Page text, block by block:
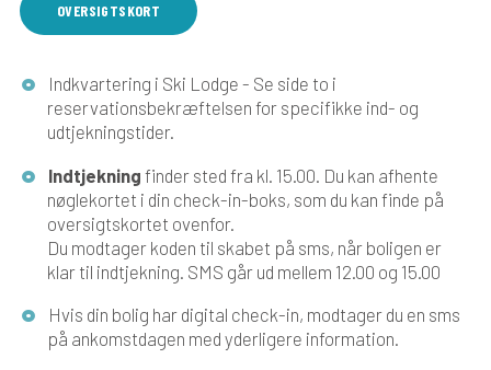
OVERSIGTSKORT
Indkvartering i Ski Lodge - Se side to i
reservationsbekræftelsen for specifikke ind- og
udtjekningstider.
Indtjekning finder sted fra kl. 15.00. Du kan afhente
nøglekortet i din check-in-boks, som du kan finde på
oversigtskortet ovenfor.
Du modtager koden til skabet på sms, når boligen er
klar til indtjekning. SMS går ud mellem 12.00 og 15.00
Hvis din bolig har digital check-in, modtager du en sms
på ankomstdagen med yderligere information.